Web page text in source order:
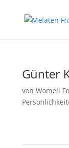
Günter
von Womeli